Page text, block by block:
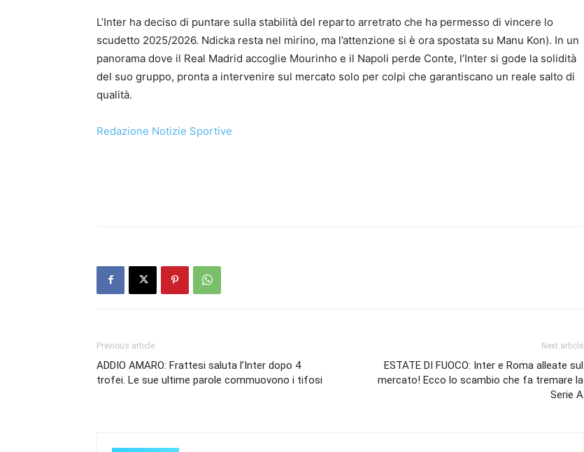
L’Inter ha deciso di puntare sulla stabilità del reparto arretrato che ha permesso di vincere lo
scudetto 2025/2026. Ndicka resta nel mirino, ma l’attenzione si è ora spostata su Manu Kon). In un
panorama dove il Real Madrid accoglie Mourinho e il Napoli perde Conte, l’Inter si gode la solidità
del suo gruppo, pronta a intervenire sul mercato solo per colpi che garantiscano un reale salto di
qualità.
Redazione Notizie Sportive
Previous article
ADDIO AMARO: Frattesi saluta l’Inter dopo 4
trofei. Le sue ultime parole commuovono i tifosi
Next article
ESTATE DI FUOCO: Inter e Roma alleate sul
mercato! Ecco lo scambio che fa tremare la
Serie A